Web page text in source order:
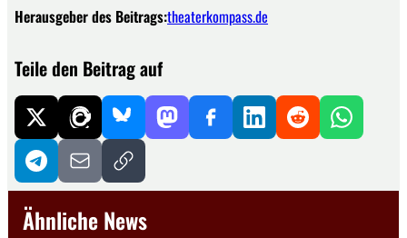
Herausgeber des Beitrags:theaterkompass.de
Teile den Beitrag auf
Ähnliche News